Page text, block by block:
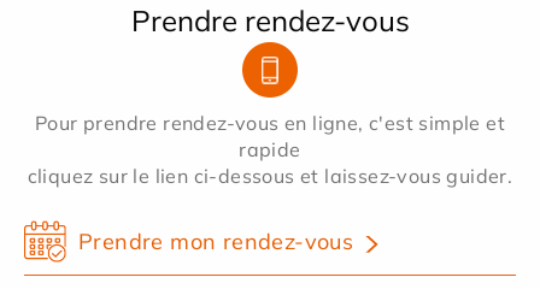
Prendre rendez-vous
Pour prendre rendez-vous en ligne, c'est simple et
rapide
cliquez sur le lien ci-dessous et laissez-vous guider.
Prendre mon rendez-vous